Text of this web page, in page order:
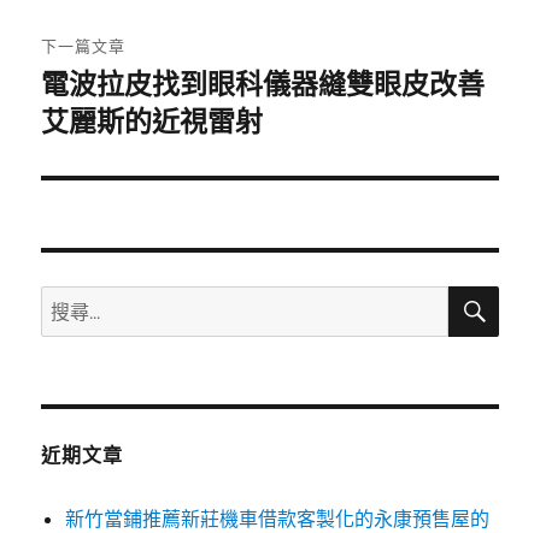
章:
下一篇文章
下
一
文
電波拉皮找到眼科儀器縫雙眼皮改善
艾麗斯的近視雷射
搜
尋
鍵
搜
近期文章
新竹當鋪推薦新莊機車借款客製化的永康預售屋的